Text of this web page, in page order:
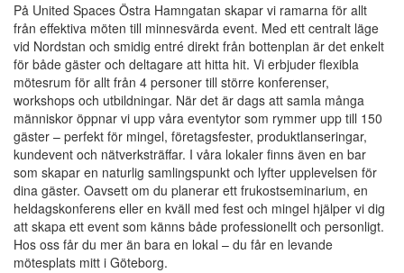
På United Spaces Östra Hamngatan skapar vi ramarna för allt
från effektiva möten till minnesvärda event. Med ett centralt läge
vid Nordstan och smidig entré direkt från bottenplan är det enkelt
för både gäster och deltagare att hitta hit. Vi erbjuder flexibla
mötesrum för allt från 4 personer till större konferenser,
workshops och utbildningar. När det är dags att samla många
människor öppnar vi upp våra eventytor som rymmer upp till 150
gäster – perfekt för mingel, företagsfester, produktlanseringar,
kundevent och nätverksträffar. I våra lokaler finns även en bar
som skapar en naturlig samlingspunkt och lyfter upplevelsen för
dina gäster. Oavsett om du planerar ett frukostseminarium, en
heldagskonferens eller en kväll med fest och mingel hjälper vi dig
att skapa ett event som känns både professionellt och personligt.
Hos oss får du mer än bara en lokal – du får en levande
mötesplats mitt i Göteborg.